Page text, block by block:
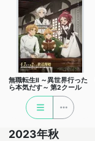
無職転生Ⅱ ～異世界行った
ら本気だす～ 第2クール
2023年秋